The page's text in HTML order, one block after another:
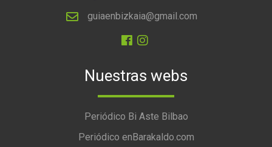
guiaenbizkaia@gmail.com
Nuestras webs
Periódico Bi Aste Bilbao
Periódico enBarakaldo.com